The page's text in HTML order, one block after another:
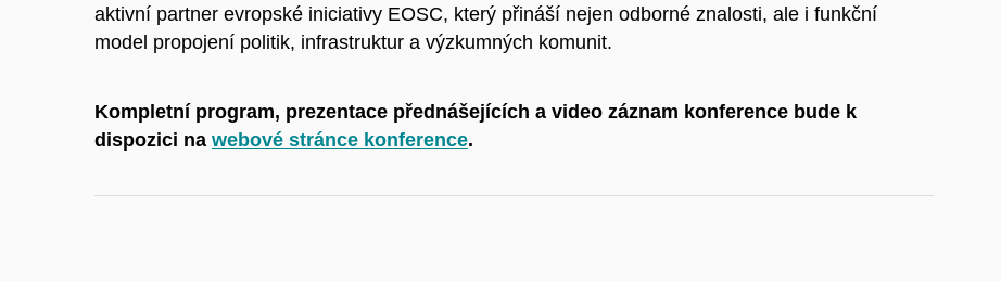
aktivní partner evropské iniciativy EOSC, který přináší nejen odborné znalosti, ale i funkční
model propojení politik, infrastruktur a výzkumných komunit.
Kompletní program, prezentace přednášejících a video záznam konference bude k
dispozici na webové stránce konference.